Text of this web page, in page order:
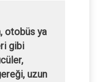
otobüs ya
gibi
uzun